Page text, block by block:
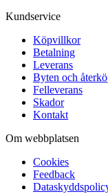
Kundservice
Köpvillkor
Betalning
Leverans
Byten och
Felleverans
Skador
Kontakt
Om webbplatsen
Cookies
Feedback